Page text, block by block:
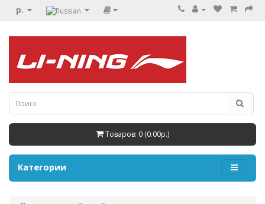
р.
Товаров: 0 (0.00р.)
Категории